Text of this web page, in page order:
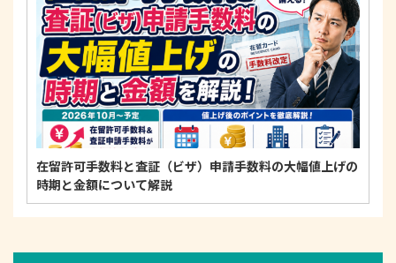
在留許可手数料と査証（ビザ）申請手数料の大幅値上げの
時期と金額について解説